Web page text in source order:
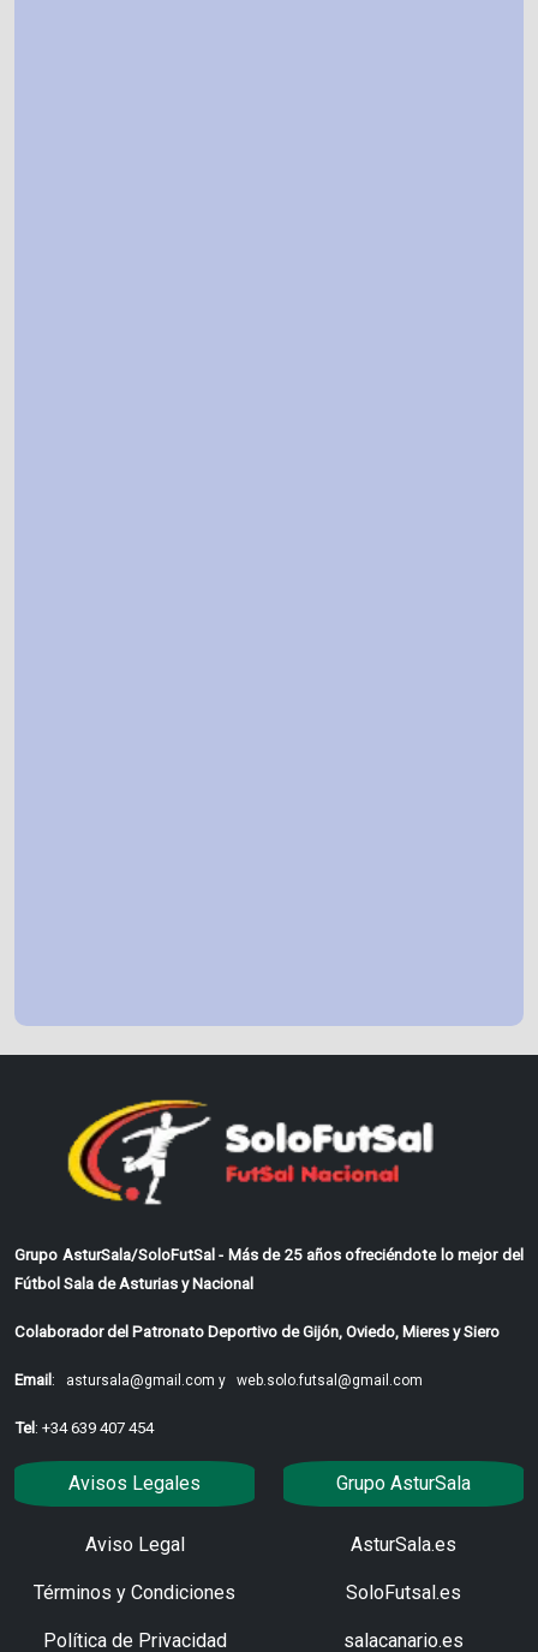
Grupo AsturSala/SoloFutSal - Más de 25 años ofreciéndote lo mejor del
Fútbol Sala de Asturias y Nacional
Colaborador del Patronato Deportivo de Gijón, Oviedo, Mieres y Siero
Email: astursala@gmail.com y web.solo.futsal@gmail.com
Tel: +34 639 407 454
Avisos Legales
Aviso Legal
Términos y Condiciones
Política de Privacidad
Grupo AsturSala
AsturSala.es
SoloFutsal.es
salacanario.es